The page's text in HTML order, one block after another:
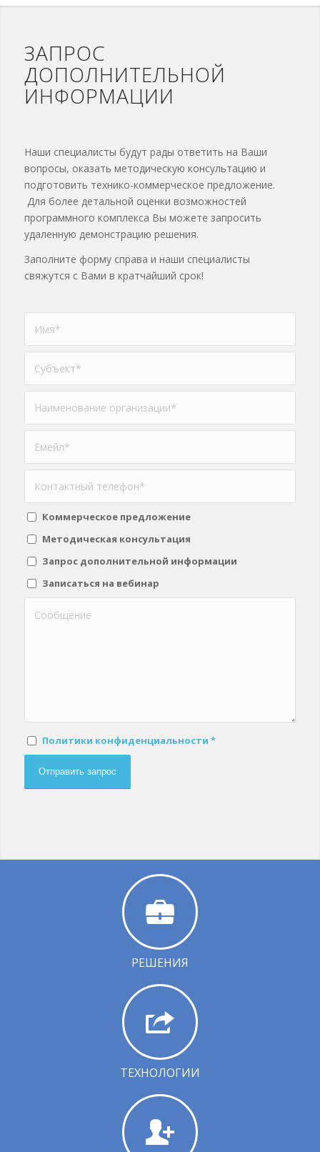
ЗАПРОС
ДОПОЛНИТЕЛЬНОЙ
ИНФОРМАЦИИ
Наши специалисты будут рады ответить на Ваши
вопросы, оказать методическую консультацию и
подготовить технико-коммерческое предложение.
Для более детальной оценки возможностей
программного комплекса Вы можете запросить
удаленную демонстрацию решения.
Заполните форму справа и наши специалисты
свяжутся с Вами в кратчайший срок!
Коммерческое предложение
Методическая консультация
Запрос дополнительной информации
Записаться на вебинар
Политики конфиденциальности *
РЕШЕНИЯ
ТЕХНОЛОГИИ